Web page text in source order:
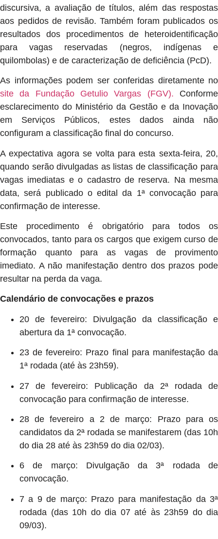
discursiva, a avaliação de títulos, além das respostas
aos pedidos de revisão. Também foram publicados os
resultados dos procedimentos de heteroidentificação
para vagas reservadas (negros, indígenas e
quilombolas) e de caracterização de deficiência (PcD).
As informações podem ser conferidas diretamente no
site da Fundação Getulio Vargas (FGV). Conforme
esclarecimento do Ministério da Gestão e da Inovação
em Serviços Públicos, estes dados ainda não
configuram a classificação final do concurso.
A expectativa agora se volta para esta sexta-feira, 20,
quando serão divulgadas as listas de classificação para
vagas imediatas e o cadastro de reserva. Na mesma
data, será publicado o edital da 1ª convocação para
confirmação de interesse.
Este procedimento é obrigatório para todos os
convocados, tanto para os cargos que exigem curso de
formação quanto para as vagas de provimento
imediato. A não manifestação dentro dos prazos pode
resultar na perda da vaga.
Calendário de convocações e prazos
20 de fevereiro: Divulgação da classificação e
abertura da 1ª convocação.
23 de fevereiro: Prazo final para manifestação da
1ª rodada (até às 23h59).
27 de fevereiro: Publicação da 2ª rodada de
convocação para confirmação de interesse.
28 de fevereiro a 2 de março: Prazo para os
candidatos da 2ª rodada se manifestarem (das 10h
do dia 28 até às 23h59 do dia 02/03).
6 de março: Divulgação da 3ª rodada de
convocação.
7 a 9 de março: Prazo para manifestação da 3ª
rodada (das 10h do dia 07 até às 23h59 do dia
09/03).